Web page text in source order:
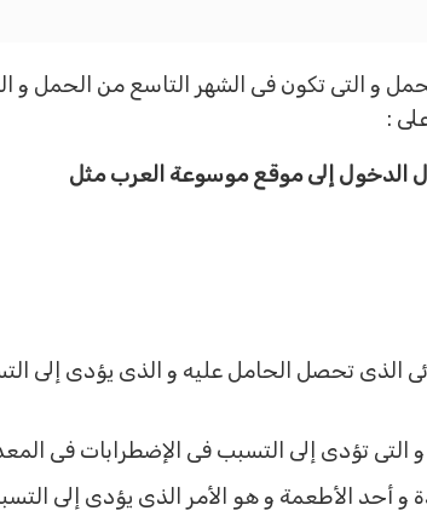
التى تكون فى الشهر التاسع من الحمل و
:
الدخول إلى موقع موسوعة العرب مثل
الذى تحصل الحامل عليه و الذى يؤدى إلى
و التى تؤدى إلى التسبب فى الإضطرابات فى
أحد الأطعمة و هو الأمر الذى يؤدى إلى